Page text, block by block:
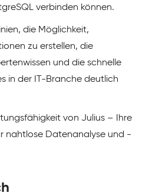
verbinden können.
die Möglichkeit,
zu erstellen, die
und die schnelle
in der IT-Branche deutlich
von Julius – Ihre
nahtlose Datenanalyse und -